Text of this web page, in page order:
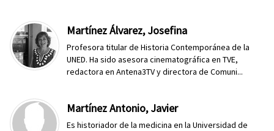
Martínez Álvarez, Josefina
Profesora titular de Historia Contemporánea de la
UNED. Ha sido asesora cinematográfica en TVE,
redactora en Antena3TV y directora de Comuni...
Martínez Antonio, Javier
Es historiador de la medicina en la Universidad de